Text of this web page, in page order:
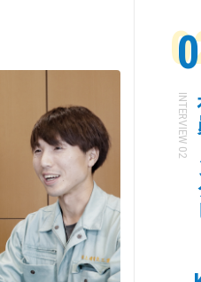
INTERVIEW 02